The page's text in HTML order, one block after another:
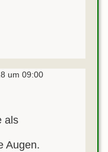
um 09:00
als
Augen.